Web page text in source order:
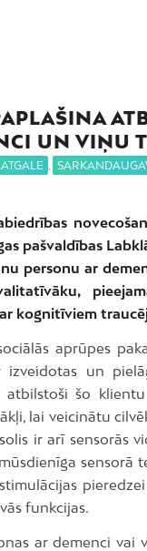
UN VIŅU
,
pašvaldības
personu ar
kognitīviem
aprūpes
un
atbilstoši šo
lai veicinātu
ir arī sensorās
sensorā
funkcijas.
ar demenci vai